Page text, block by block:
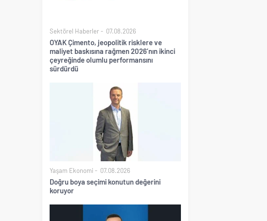
Sektörel Haberler 07.08.2026
OYAK Çimento, jeopolitik risklere ve
maliyet baskısına rağmen 2026’nın ikinci
çeyreğinde olumlu performansını
sürdürdü
Yaşam Ekonomi 07.08.2026
Doğru boya seçimi konutun değerini
koruyor